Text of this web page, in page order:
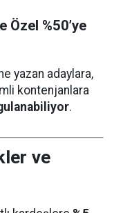
%50’ye
yazan adaylara,
kontenjanlara
.
ve